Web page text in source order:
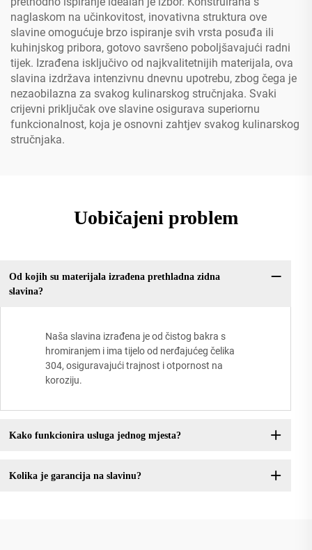
naglaskom na učinkovitost, inovativna struktura ove
slavine omogućuje brzo ispiranje svih vrsta posuđa ili
kuhinjskog pribora, gotovo savršeno poboljšavajući radni
tijek. Izrađena isključivo od najkvalitetnijih materijala, ova
slavina izdržava intenzivnu dnevnu upotrebu, zbog čega je
nezaobilazna za svakog kulinarskog stručnjaka. Svaki
crijevni priključak ove slavine osigurava superiornu
funkcionalnost, koja je osnovni zahtjev svakog kulinarskog
stručnjaka.
Uobičajeni problem
Od kojih su materijala izrađena prethladna zidna
slavina?
Naša slavina izrađena je od čistog bakra s
hromiranjem i ima tijelo od nerđajućeg čelika
304, osiguravajući trajnost i otpornost na
koroziju.
Kako funkcionira usluga jednog mjesta?
Kolika je garancija na slavinu?